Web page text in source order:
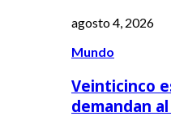
agosto 4, 2026
Mundo
Veinticinco
demandan